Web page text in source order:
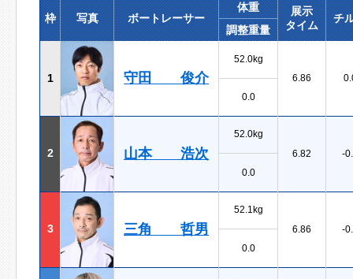
枠 写真 ボートレーサー
体重
展示
タイム
チ
調整重量
1 守田 俊介
52.0kg
6.86
0.0
2 山本 浩次
52.0kg
6.82
-
0.0
3 三角 哲男
52.1kg
6.86
-
0.0